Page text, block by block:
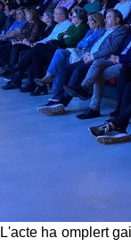
L'acte ha omplert